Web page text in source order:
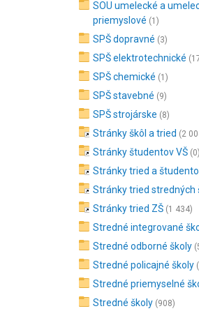
SOU umelecké a
priemyslové (1)
SPŠ dopravné (3)
SPŠ elektrotechnické
SPŠ chemické (1)
SPŠ stavebné (9)
SPŠ strojárske (8)
Stránky škôl a tried (2
Stránky študentov VŠ (0)
Stránky tried a
Stránky tried stredných
Stránky tried ZŠ (1 434)
Stredné integrované
Stredné odborné školy
Stredné policajné školy
Stredné priemyselné
Stredné školy (908)